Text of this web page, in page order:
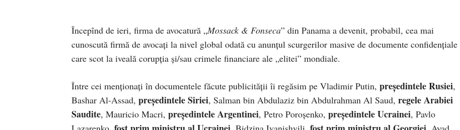
Începînd de ieri, firma de avocatură „Mossack & Fonseca” din Panama a devenit, probabil, cea mai
cunoscută firmă de avocați la nivel global odată cu anunțul scurgerilor masive de documente confidențiale
care scot la iveală corupția și/sau crimele financiare ale „elitei” mondiale.
Între cei menționați în documentele făcute publicității îi regăsim pe Vladimir Putin, președintele Rusiei,
Bashar Al-Assad, președintele Siriei, Salman bin Abdulaziz bin Abdulrahman Al Saud, regele Arabiei
Saudite, Mauricio Macri, președintele Argentinei, Petro Poroșenko, președintele Ucrainei, Pavlo